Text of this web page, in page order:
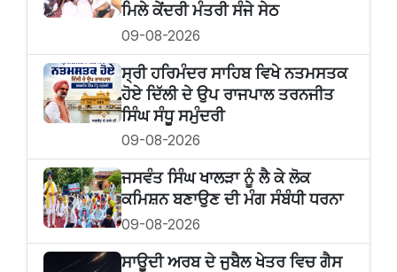
ਮਿਲੇ ਕੇਂਦਰੀ ਮੰਤਰੀ ਸੰਜੇ ਸੇਠ
09-08-2026
ਸ੍ਰੀ ਹਰਿਮੰਦਰ ਸਾਹਿਬ ਵਿਖੇ ਨਤਮਸਤਕ
ਹੋਏ ਦਿੱਲੀ ਦੇ ਉਪ ਰਾਜਪਾਲ ਤਰਨਜੀਤ
ਸਿੰਘ ਸੰਧੂ ਸਮੁੰਦਰੀ
09-08-2026
ਜਸਵੰਤ ਸਿੰਘ ਖਾਲੜਾ ਨੂੰ ਲੈ ਕੇ ਲੋਕ
ਕਮਿਸ਼ਨ ਬਣਾਉਣ ਦੀ ਮੰਗ ਸੰਬੰਧੀ ਧਰਨਾ
09-08-2026
ਸਾਊਦੀ ਅਰਬ ਦੇ ਜੁਬੈਲ ਖੇਤਰ ਵਿਚ ਗੈਸ